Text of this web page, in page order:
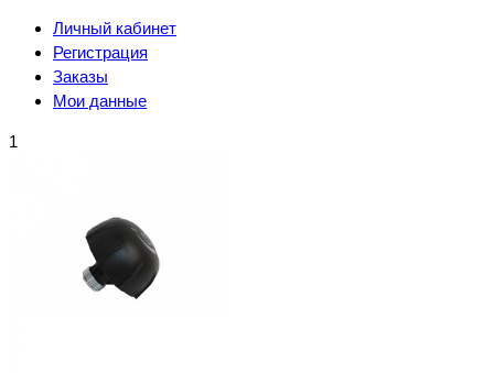
Личный кабинет
Регистрация
Заказы
Мои данные
1